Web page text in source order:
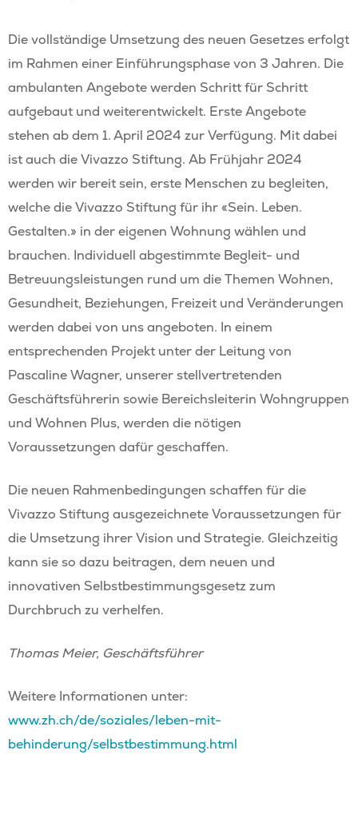
Die vollständige Umsetzung des neuen Gesetzes erfolgt
im Rahmen einer Einführungsphase von 3 Jahren. Die
ambulanten Angebote werden Schritt für Schritt
aufgebaut und weiterentwickelt. Erste Angebote
stehen ab dem 1. April 2024 zur Verfügung. Mit dabei
ist auch die Vivazzo Stiftung. Ab Frühjahr 2024
werden wir bereit sein, erste Menschen zu begleiten,
welche die Vivazzo Stiftung für ihr «Sein. Leben.
Gestalten.» in der eigenen Wohnung wählen und
brauchen. Individuell abgestimmte Begleit- und
Betreuungsleistungen rund um die Themen Wohnen,
Gesundheit, Beziehungen, Freizeit und Veränderungen
werden dabei von uns angeboten. In einem
entsprechenden Projekt unter der Leitung von
Pascaline Wagner, unserer stellvertretenden
Geschäftsführerin sowie Bereichsleiterin Wohngruppen
und Wohnen Plus, werden die nötigen
Voraussetzungen dafür geschaffen.
Die neuen Rahmenbedingungen schaffen für die
Vivazzo Stiftung ausgezeichnete Voraussetzungen für
die Umsetzung ihrer Vision und Strategie. Gleichzeitig
kann sie so dazu beitragen, dem neuen und
innovativen Selbstbestimmungsgesetz zum
Durchbruch zu verhelfen.
Thomas Meier, Geschäftsführer
Weitere Informationen unter:
www.zh.ch/de/soziales/leben-mit-
behinderung/selbstbestimmung.html
Wohngruppe
Wohngruppe
Service
Zentralküche
Rangers
Rosengarten
Landwirtschaft
Vivazzo Treff
Service
Wohnen Plus
Newsletter
Kontakt